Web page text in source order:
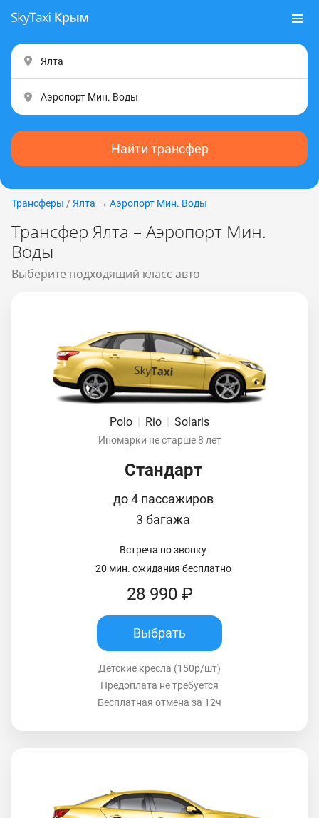
Найти трансфер
Трансферы / Ялта → Аэропорт Мин. Воды
Трансфер Ялта – Аэропорт Мин.
Воды
Выберите подходящий класс авто
Polo | Rio | Solaris
Иномарки не старше 8 лет
Стандарт
до 4 пассажиров
3 багажа
Встреча по звонку
20 мин. ожидания бесплатно
28 990 ₽
Выбрать
Детские кресла (150р/шт)
Предоплата не требуется
Бесплатная отмена за 12ч